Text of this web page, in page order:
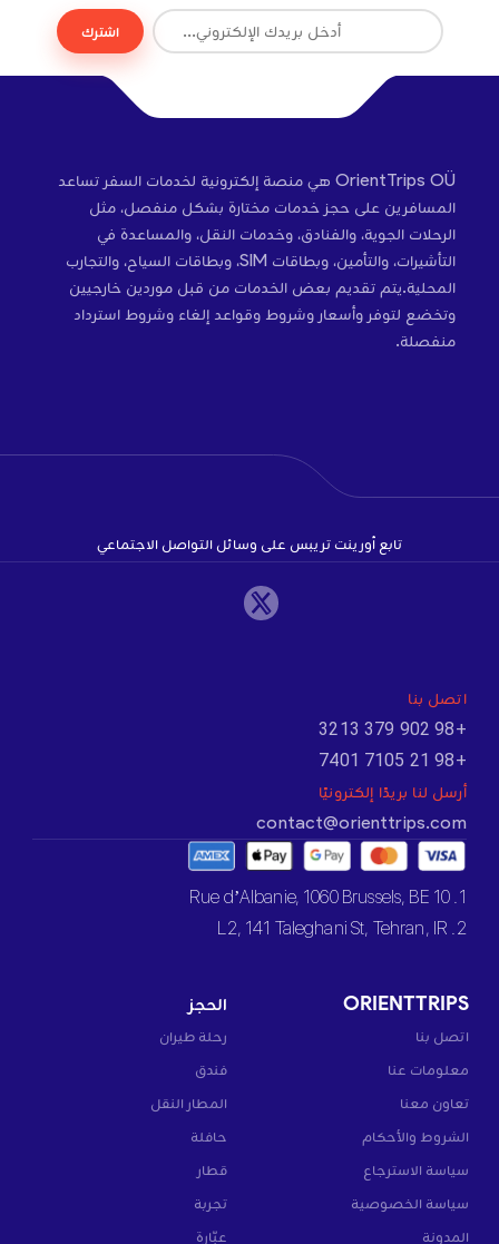
اشترك
OrientTrips OÜ هي منصة إلكترونية لخدمات السفر تساعد
المسافرين على حجز خدمات مختارة بشكل منفصل، مثل
الرحلات الجوية، والفنادق، وخدمات النقل، والمساعدة في
التأشيرات، والتأمين، وبطاقات SIM، وبطاقات السياح، والتجارب
المحلية.يتم تقديم بعض الخدمات من قبل موردين خارجيين
وتخضع لتوفر وأسعار وشروط وقواعد إلغاء وشروط استرداد
منفصلة.
تابع أورينت تريبس على وسائل التواصل الاجتماعي
اتصل بنا
+98 902 379 3213
+98 21 7105 7401
أرسل لنا بريدًا إلكترونيًا
contact@orienttrips.com
1. 10 Rue d’Albanie, 1060 Brussels, BE
2. L2, 141 Taleghani St, Tehran, IR
ORIENTTRIPS
اتصل بنا
معلومات عنا
تعاون معنا
الشروط والأحكام
سياسة الاسترجاع
سياسة الخصوصية
المدونة
الحجز
رحلة طيران
فندق
المطار النقل
حافلة
قطار
تجربة
عبّارة